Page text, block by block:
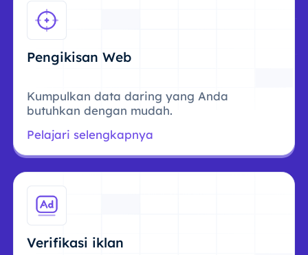
Pengikisan Web
Kumpulkan data daring yang Anda
butuhkan dengan mudah.
Pelajari selengkapnya
Verifikasi iklan